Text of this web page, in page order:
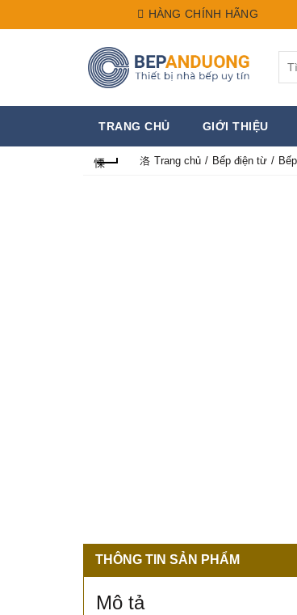
HÀNG CHÍNH HÃNG
TRANG CHỦ GIỚI THIỆU
Trang chủ Bếp điện từ
THÔNG TIN SẢN PHẨM
Mô tả